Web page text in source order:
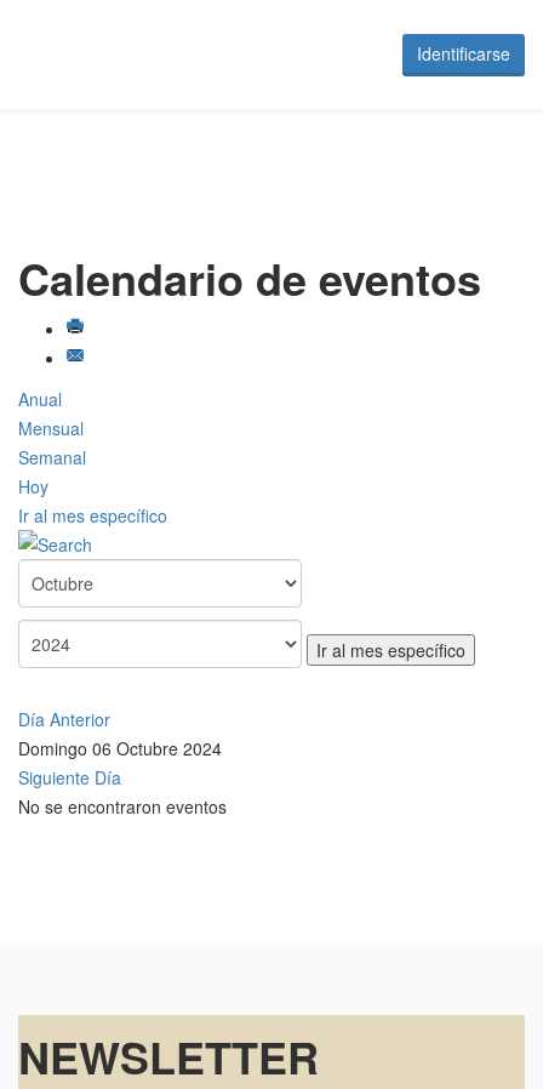
Identificarse
Calendario de eventos
Anual
Mensual
Semanal
Hoy
Ir al mes específico
Ir al mes específico
Día Anterior
Domingo 06 Octubre 2024
Siguiente Día
No se encontraron eventos
NEWSLETTER